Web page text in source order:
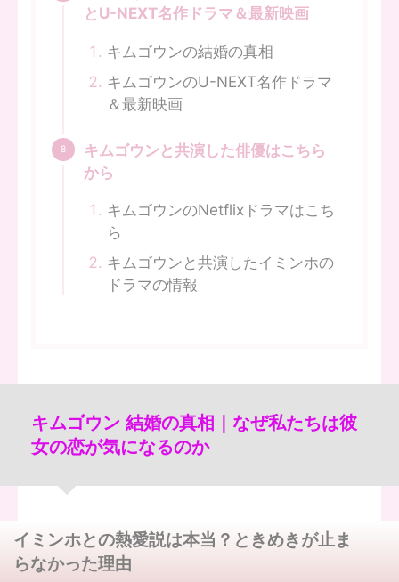
とU-NEXT名作ドラマ＆最新映画
キムゴウンの結婚の真相
キムゴウンのU-NEXT名作ドラマ
＆最新映画
キムゴウンと共演した俳優はこちら
から
キムゴウンのNetflixドラマはこち
ら
キムゴウンと共演したイミンホの
ドラマの情報
キムゴウン 結婚の真相｜なぜ私たちは彼
女の恋が気になるのか
イミンホとの熱愛説は本当？ときめきが止ま
らなかった理由